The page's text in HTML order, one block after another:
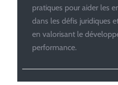
pratiques pour aider les
dans les défis juridiques
en valorisant le
performance.